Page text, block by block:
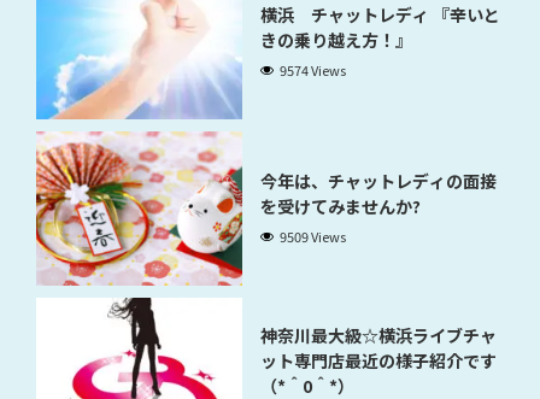
横浜 チャットレディ 『辛いと
きの乗り越え方！』
9574 Views
今年は、チャットレディの面接
を受けてみませんか?
9509 Views
神奈川最大級☆横浜ライブチャ
ット専門店最近の様子紹介です
（*＾0＾*）